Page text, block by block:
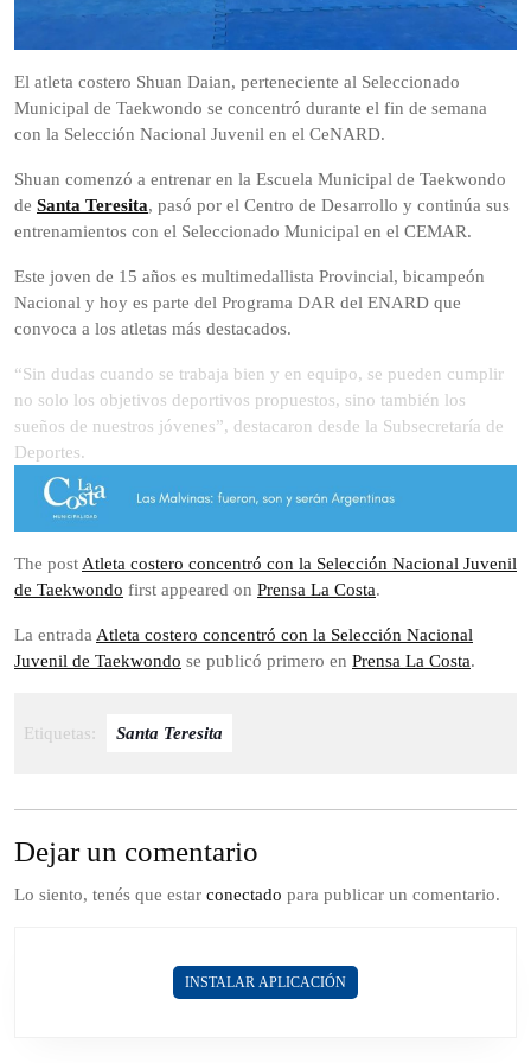
El atleta costero Shuan Daian, perteneciente al Seleccionado
Municipal de Taekwondo se concentró durante el fin de semana
con la Selección Nacional Juvenil en el CeNARD.
Shuan comenzó a entrenar en la Escuela Municipal de Taekwondo
de Santa Teresita, pasó por el Centro de Desarrollo y continúa sus
entrenamientos con el Seleccionado Municipal en el CEMAR.
Este joven de 15 años es multimedallista Provincial, bicampeón
Nacional y hoy es parte del Programa DAR del ENARD que
convoca a los atletas más destacados.
“Sin dudas cuando se trabaja bien y en equipo, se pueden cumplir
no solo los objetivos deportivos propuestos, sino también los
sueños de nuestros jóvenes”, destacaron desde la Subsecretaría de
Deportes.
The post Atleta costero concentró con la Selección Nacional Juvenil
de Taekwondo first appeared on Prensa La Costa.
La entrada Atleta costero concentró con la Selección Nacional
Juvenil de Taekwondo se publicó primero en Prensa La Costa.
Etiquetas: Santa Teresita
Dejar un comentario
Lo siento, tenés que estar conectado para publicar un comentario.
INSTALAR APLICACIÓN